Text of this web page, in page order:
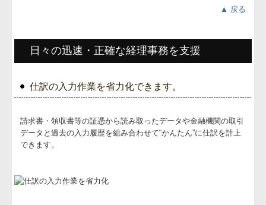
▲ 戻る
日々の迅速・正確な経理事務を支援
仕訳の入力作業を省力化できます。
請求書・領収書等の証憑から読み取ったデータや金融機関の取引
データと過去の入力履歴を組み合わせて“かんたん”に仕訳を計上
できます。